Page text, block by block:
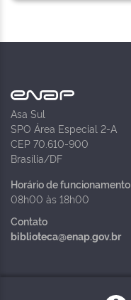
Asa Sul
SPO Área Especial 2-A
CEP 70.610-900
Brasília/DF
Horário de funcionamento
08h00 às 18h00
Contato
biblioteca@enap.gov.br